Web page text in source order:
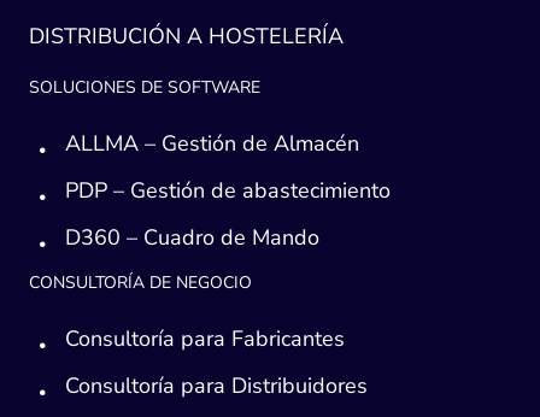
DISTRIBUCIÓN A HOSTELERÍA
SOLUCIONES DE SOFTWARE
ALLMA – Gestión de Almacén
PDP – Gestión de abastecimiento
D360 – Cuadro de Mando
CONSULTORÍA DE NEGOCIO
Consultoría para Fabricantes
Consultoría para Distribuidores